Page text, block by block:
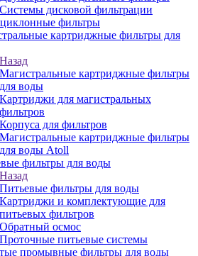
Системы дисковой фильтрации
фильтры
картриджные фильтры для
Назад
Магистральные картриджные фильтры
для воды
Картриджи для магистральных
фильтров
Корпуса для фильтров
Магистральные картриджные фильтры
для воды Atoll
фильтры для воды
Назад
Питьевые фильтры для воды
Картриджи и комплектующие для
питьевых фильтров
Обратный осмос
Проточные питьевые системы
промывные фильтры для воды